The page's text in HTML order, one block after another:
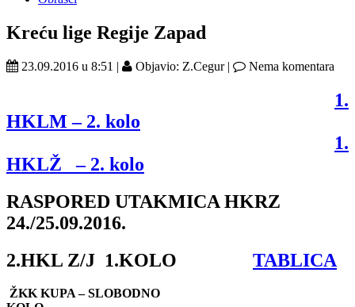
Kreću lige Regije Zapad
23.09.2016 u 8:51 | Objavio: Z.Cegur | Nema komentara
1.
HKLM – 2. kolo
1.
HKLŽ – 2. kolo
RASPORED UTAKMICA HKRZ
24./25.09.2016.
2.HKL Z/J 1.KOLO TABLICA
ŽKK KUPA – SLOBODNO